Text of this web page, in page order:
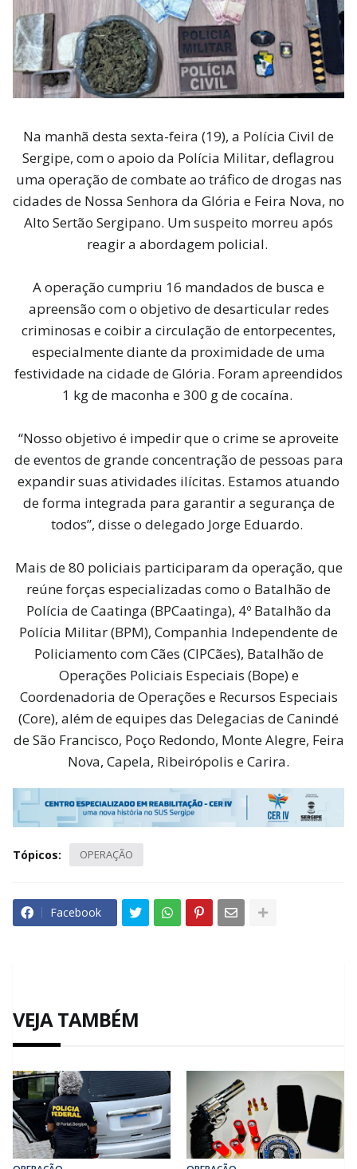
Na manhã desta sexta-feira (19), a Polícia Civil de
Sergipe, com o apoio da Polícia Militar, deflagrou
uma operação de combate ao tráfico de drogas nas
cidades de Nossa Senhora da Glória e Feira Nova, no
Alto Sertão Sergipano. Um suspeito morreu após
reagir a abordagem policial.
A operação cumpriu 16 mandados de busca e
apreensão com o objetivo de desarticular redes
criminosas e coibir a circulação de entorpecentes,
especialmente diante da proximidade de uma
festividade na cidade de Glória. Foram apreendidos
1 kg de maconha e 300 g de cocaína.
“Nosso objetivo é impedir que o crime se aproveite
de eventos de grande concentração de pessoas para
expandir suas atividades ilícitas. Estamos atuando
de forma integrada para garantir a segurança de
todos”, disse o delegado Jorge Eduardo.
Mais de 80 policiais participaram da operação, que
reúne forças especializadas como o Batalhão de
Polícia de Caatinga (BPCaatinga), 4º Batalhão da
Polícia Militar (BPM), Companhia Independente de
Policiamento com Cães (CIPCães), Batalhão de
Operações Policiais Especiais (Bope) e
Coordenadoria de Operações e Recursos Especiais
(Core), além de equipes das Delegacias de Canindé
de São Francisco, Poço Redondo, Monte Alegre, Feira
Nova, Capela, Ribeirópolis e Carira.
Tópicos: OPERAÇÃO
Facebook
VEJA TAMBÉM